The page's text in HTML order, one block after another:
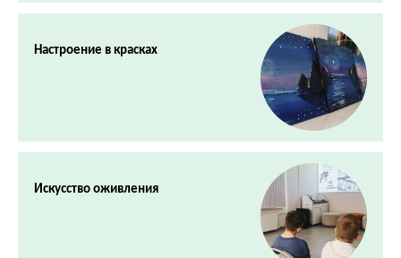
Настроение в красках
Искусство оживления